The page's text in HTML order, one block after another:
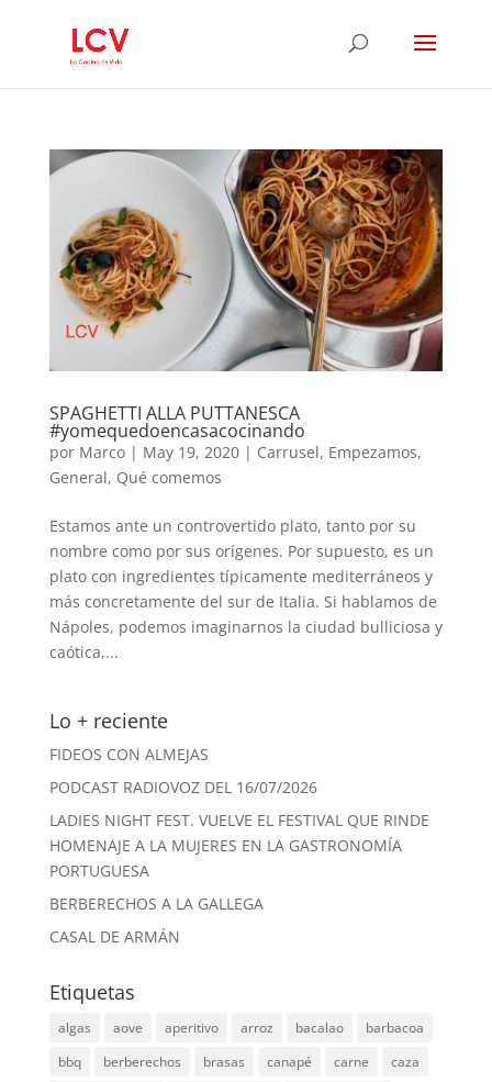
SPAGHETTI ALLA PUTTANESCA
#yomequedoencasacocinando
por Marco| May 19, 2020| Carrusel, Empezamos,
General, Qué comemos
Estamos ante un controvertido plato, tanto por su
nombre como por sus orígenes. Por supuesto, es un
plato con ingredientes típicamente mediterráneos y
más concretamente del sur de Italia. Si hablamos de
Nápoles, podemos imaginarnos la ciudad bulliciosa y
caótica,...
Lo + reciente
FIDEOS CON ALMEJAS
PODCAST RADIOVOZ DEL 16/07/2026
LADIES NIGHT FEST. VUELVE EL FESTIVAL QUE RINDE
HOMENAJE A LA MUJERES EN LA GASTRONOMÍA
PORTUGUESA
BERBERECHOS A LA GALLEGA
CASAL DE ARMÁN
Etiquetas
algas aove aperitivo arroz bacalao
barbacoa
bbq
berberechos brasas canapé carne
caza